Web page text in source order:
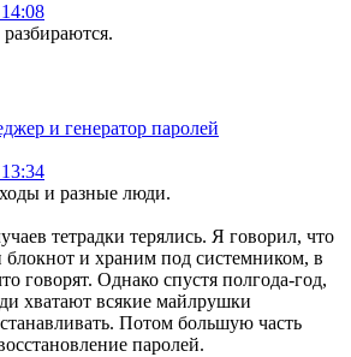
и генератор паролей
и разные люди.
тетрадки терялись. Я говорил, что
блокнот и храним под системником, в
говорят. Однако спустя полгода-год,
хватают всякие майлрушки
Потом большую часть
паролей.